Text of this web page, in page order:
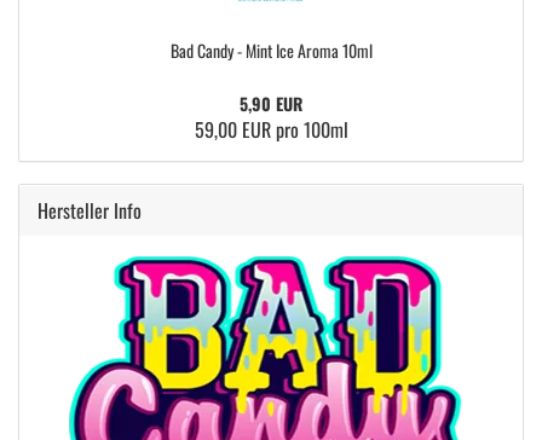
Bad Candy - Mint Ice Aroma 10ml
5,90 EUR
59,00 EUR pro 100ml
Hersteller Info